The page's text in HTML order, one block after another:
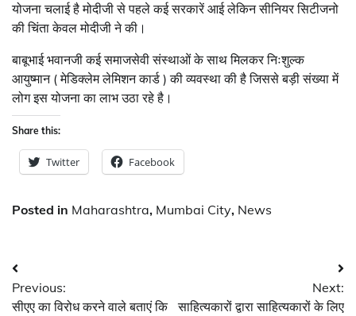
योजना चलाई है मोदीजी से पहले कई सरकारें आई लेकिन सीनियर सिटीजनो
की चिंता केवल मोदीजी ने की।
बाबूभाई भवानजी कई समाजसेवी संस्थाओं के साथ मिलकर निःशुल्क
आयुष्मान ( मेडिक्लेम लेमिशन कार्ड ) की व्यवस्था की है जिससे बड़ी संख्या में
लोग इस योजना का लाभ उठा रहे है।
Share this:
Twitter Facebook
Posted in Maharashtra, Mumbai City, News
Post
navigation
Previous:
सीएए का विरोध करने वाले बताएं कि
Next:
साहित्यकारों द्वारा साहित्यकारों के लिए